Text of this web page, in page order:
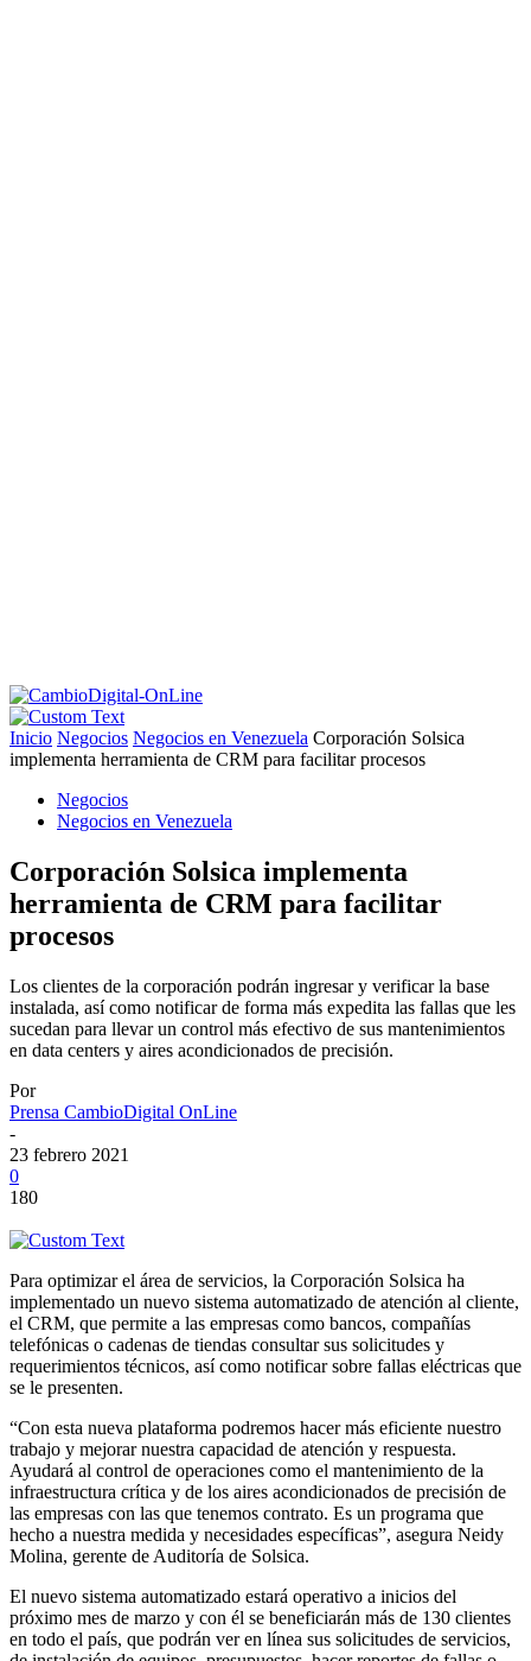
Inicio Negocios Negocios en Venezuela Corporación Solsica
implementa herramienta de CRM para facilitar procesos
Negocios
Negocios en Venezuela
Corporación Solsica implementa
herramienta de CRM para facilitar
procesos
Los clientes de la corporación podrán ingresar y verificar la base
instalada, así como notificar de forma más expedita las fallas que les
sucedan para llevar un control más efectivo de sus mantenimientos
en data centers y aires acondicionados de precisión.
Por
Prensa CambioDigital OnLine
-
23 febrero 2021
0
180
Para optimizar el área de servicios, la Corporación Solsica ha
implementado un nuevo sistema automatizado de atención al cliente,
el CRM, que permite a las empresas como bancos, compañías
telefónicas o cadenas de tiendas consultar sus solicitudes y
requerimientos técnicos, así como notificar sobre fallas eléctricas que
se le presenten.
“Con esta nueva plataforma podremos hacer más eficiente nuestro
trabajo y mejorar nuestra capacidad de atención y respuesta.
Ayudará al control de operaciones como el mantenimiento de la
infraestructura crítica y de los aires acondicionados de precisión de
las empresas con las que tenemos contrato. Es un programa que
hecho a nuestra medida y necesidades específicas”, asegura Neidy
Molina, gerente de Auditoría de Solsica.
El nuevo sistema automatizado estará operativo a inicios del
próximo mes de marzo y con él se beneficiarán más de 130 clientes
en todo el país, que podrán ver en línea sus solicitudes de servicios,